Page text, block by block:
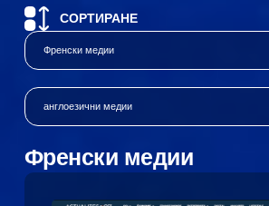
СОРТИРАНЕ
Френски медии
англоезични медии
Френски медии